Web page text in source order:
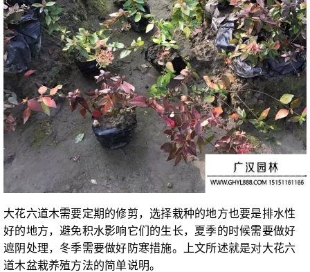
大花六道木需要定期的修剪，选择栽种的地方也要是排水性
好的地方，避免积水影响它们的生长，夏季的时候需要做好
遮阴处理，冬季需要做好防寒措施。上文所述就是对大花六
道木盆栽养殖方法的简单说明。